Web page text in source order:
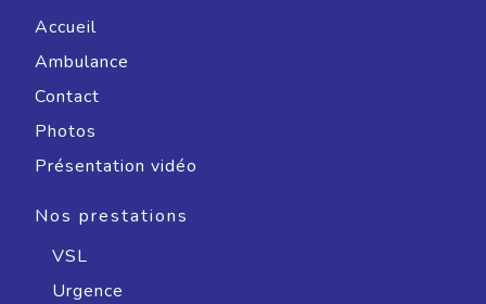
Accueil
Ambulance
Contact
Photos
Présentation vidéo
Nos prestations
VSL
Urgence